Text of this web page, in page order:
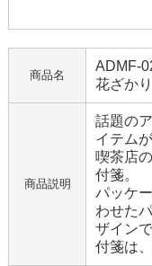
商品名
ADMF-
花ざか
商品説明
話題の
イテム
喫茶店
付箋。
パッケ
わせた
ザインで
付箋は